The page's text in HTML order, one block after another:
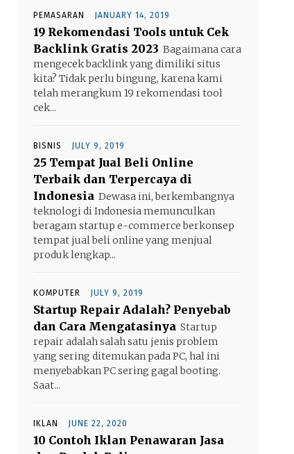
PEMASARAN JANUARY 14, 2019
19 Rekomendasi Tools untuk Cek
Backlink Gratis 2023 Bagaimana cara
mengecek backlink yang dimiliki situs
kita? Tidak perlu bingung, karena kami
telah merangkum 19 rekomendasi tool
cek...
BISNIS JULY 9, 2019
25 Tempat Jual Beli Online
Terbaik dan Terpercaya di
Indonesia Dewasa ini, berkembangnya
teknologi di Indonesia memunculkan
beragam startup e-commerce berkonsep
tempat jual beli online yang menjual
produk lengkap...
KOMPUTER JULY 9, 2019
Startup Repair Adalah? Penyebab
dan Cara Mengatasinya Startup
repair adalah salah satu jenis problem
yang sering ditemukan pada PC, hal ini
menyebabkan PC sering gagal booting.
Saat...
IKLAN JUNE 22, 2020
10 Contoh Iklan Penawaran Jasa